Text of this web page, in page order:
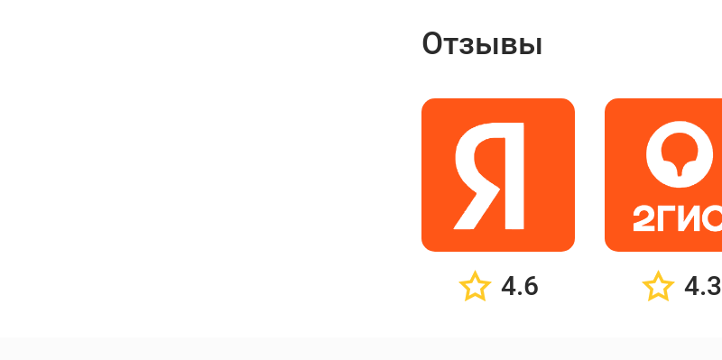
Отзывы
4.6 4.3